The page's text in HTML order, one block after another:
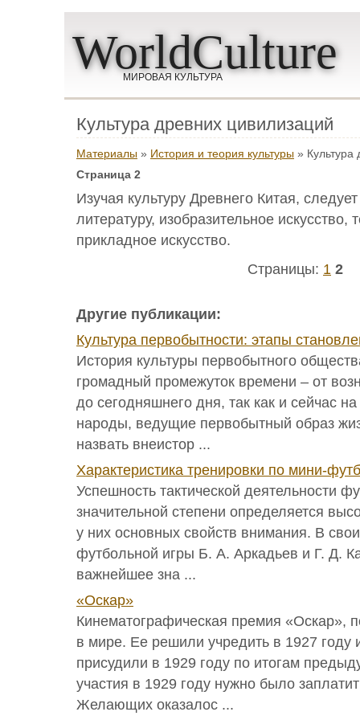
WorldCulture
МИРОВАЯ КУЛЬТУРА
Культура древних цивилизаций
Материалы » История и теория культуры » Культура
Страница 2
Изучая культуру Древнего Китая,
литературу, изобразительное искусство,
прикладное искусство.
Страницы: 1 2
Другие публикации:
Культура первобытности: этапы
История культуры первобытного
громадный промежуток времени – от
до сегодняшнего дня, так как и сейчас
народы, ведущие первобытный образ
назвать внеистор ...
Характеристика тренировки по мини-
Успешность тактической деятельности
значительной степени определяется
у них основных свойств внимания. В
футбольной игры Б. А. Аркадьев и Г. Д.
важнейшее зна ...
«Оскар»
Кинематографическая премия «Оскар»,
в мире. Ее решили учредить в 1927 году
присудили в 1929 году по итогам
участия в 1929 году нужно было
Желающих оказалос ...